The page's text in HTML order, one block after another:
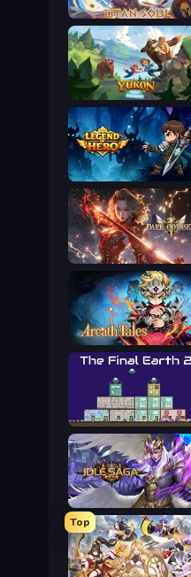
Titan Soul: Action RPG
Yukon: Family Adventure
Legend of Hero
Dark Odyssey
Arcath Tales
The Final Earth 2
Idle Saga
Top